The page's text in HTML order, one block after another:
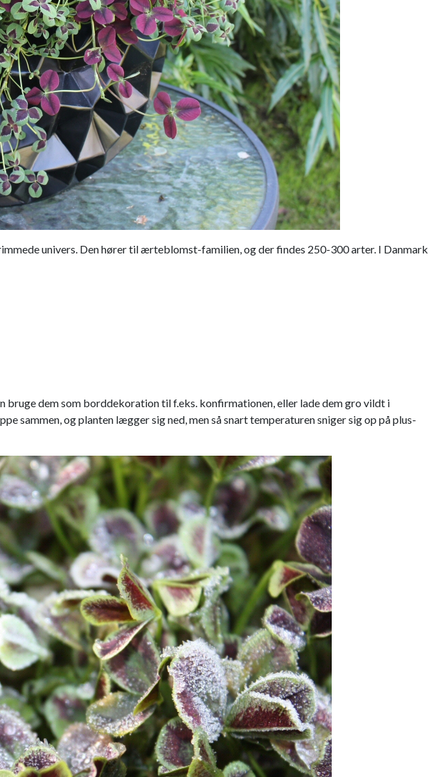
univers. Den hører til ærteblomst-familien, og der findes 250-300 arter. I Danmark
bruge dem som borddekoration til f.eks. konfirmationen, eller lade dem gro vildt i
sammen, og planten lægger sig ned, men så snart temperaturen sniger sig op på plus-